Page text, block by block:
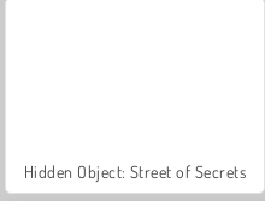
Hidden Object: Street of Secrets